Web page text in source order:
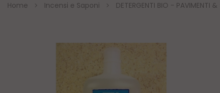
Home Incensi e Saponi DETERGENTI BIO -